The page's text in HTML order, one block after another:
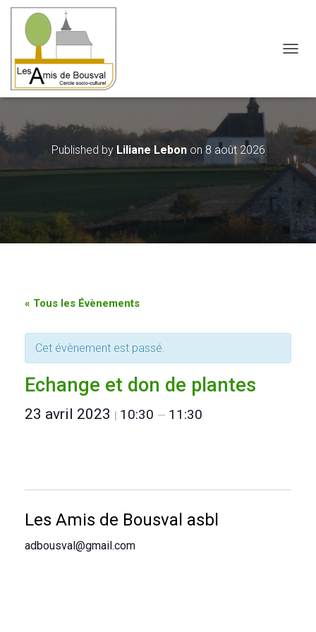
Published by Liliane Lebonon8 août 2026
« Tous les Évènements
Cet évènement est passé.
Echange et don de plantes
23 avril 2023 | 10:30 — 11:30
Les Amis de Bousval asbl
adbousval@gmail.com